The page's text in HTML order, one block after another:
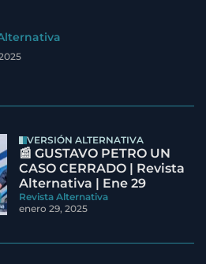
VERSIÓN ALTERNATIVA
📰 GUSTAVO PETRO UN
CASO CERRADO | Revista
Alternativa | Ene 29
Revista Alternativa
enero 29, 2025